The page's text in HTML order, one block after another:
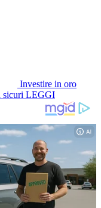
Investire in oro
sicuri LEGGI